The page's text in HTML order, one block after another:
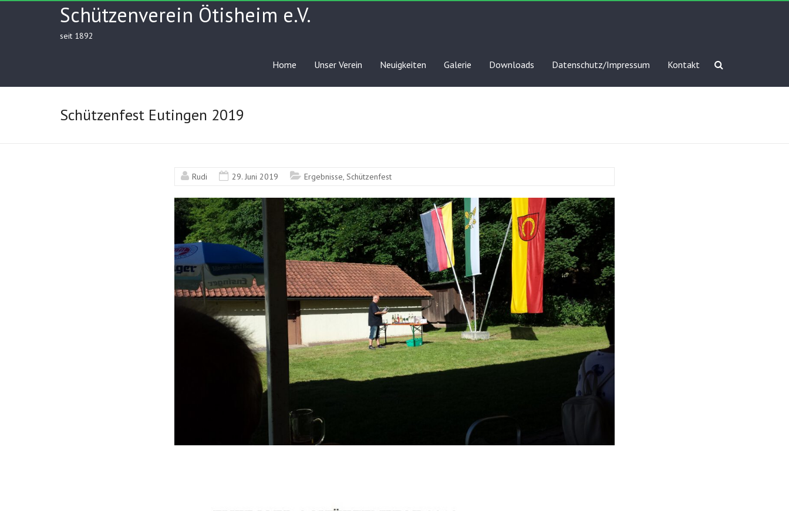
Schützenverein Ötisheim e.V.
seit 1892
Home Unser Verein Neuigkeiten Galerie Downloads Datenschutz/Impressum Kontakt
Schützenfest Eutingen 2019
Rudi 29. Juni 2019 Ergebnisse, Schützenfest